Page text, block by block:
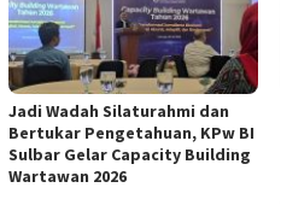
Jadi Wadah Silaturahmi dan
Bertukar Pengetahuan, KPw BI
Sulbar Gelar Capacity Building
Wartawan 2026